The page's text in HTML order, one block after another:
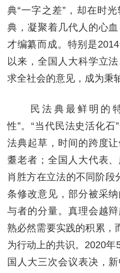
典“一字之差”，却在时
典，凝聚着几代人的心
才编纂而成。特别是
以来，全国人大科学立
求全社会的意见，成为秉
民法典最鲜明的特
性”。“当代民法史活化石
法典起草，时间的跨度
耋老者；全国人大代表
肖胜方在立法的不同阶段
条修改意见，部分被采
与者的分量。真理会越
熟必然需要实践的积累，
为行动上的共识。2020年
国人大三次会议表决，